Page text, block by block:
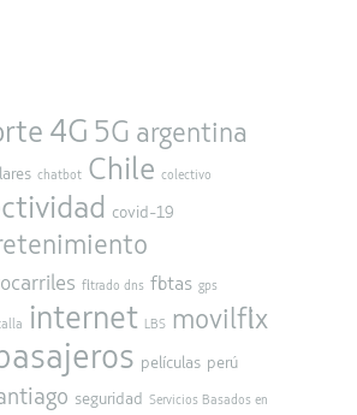
4G 5G argentina
chatbot Chile colectivo
covid-19
filtrado dns flotas gps
internet LBS movilflix
películas perú
seguridad Servicios Basados en